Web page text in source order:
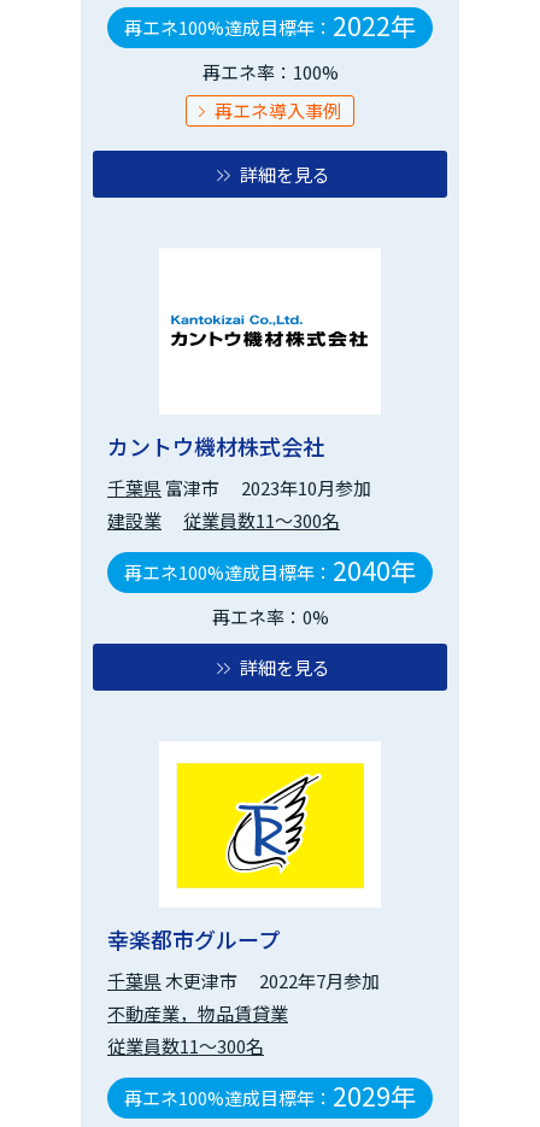
再エネ100%達成目標年： 2022年
再エネ率：100%
再エネ導入事例
詳細を見る
カントウ機材株式会社
千葉県富津市
2023年10月参加
建設業
従業員数11～300名
再エネ100%達成目標年： 2040年
再エネ率：0%
詳細を見る
幸楽都市グループ
千葉県木更津市
2022年7月参加
不動産業，物品賃貸業
従業員数11～300名
再エネ100%達成目標年： 2029年